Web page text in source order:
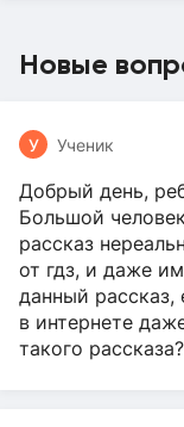
Новые
У Ученик
Добрый день,
Большой
рассказ
от гдз, и даже
данный рассказ,
в интернете
такого рассказа?